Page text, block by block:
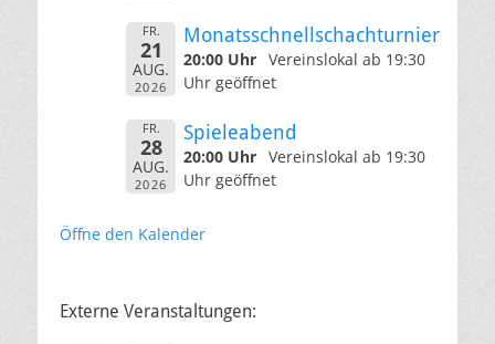
FR.
21
AUG.
2026
Monatsschnellschachturnier
20:00 Uhr Vereinslokal ab 19:30
Uhr geöffnet
FR.
28
AUG.
2026
Spieleabend
20:00 Uhr Vereinslokal ab 19:30
Uhr geöffnet
Öffne den Kalender
Externe Veranstaltungen: